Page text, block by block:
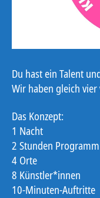
Du hast ein Talent
Wir haben gleich
Das Konzept:
1 Nacht
2 Stunden Programm
4 Orte
8 Künstler*innen
10-Minuten-Auftritte